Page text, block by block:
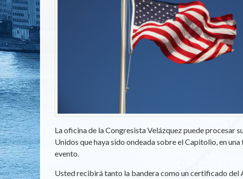
La oficina de la Congresista Velázquez puede procesar
Unidos que haya sido ondeada sobre el Capitolio, en
evento.
Usted recibirá tanto la bandera como un certificado